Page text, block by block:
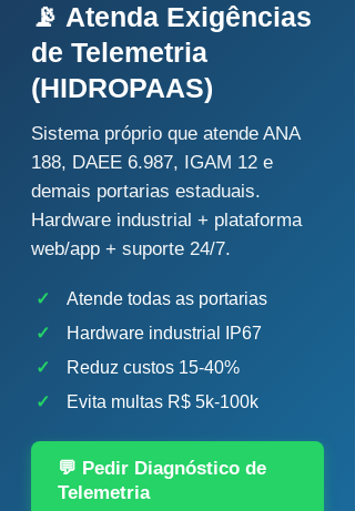
📡 Atenda Exigências
de Telemetria
(HIDROPAAS)
Sistema próprio que atende ANA
188, DAEE 6.987, IGAM 12 e
demais portarias estaduais.
Hardware industrial + plataforma
web/app + suporte 24/7.
✓
Atende todas as portarias
✓
Hardware industrial IP67
✓
Reduz custos 15-40%
✓
Evita multas R$ 5k-100k
💬 Pedir Diagnóstico de
Telemetria